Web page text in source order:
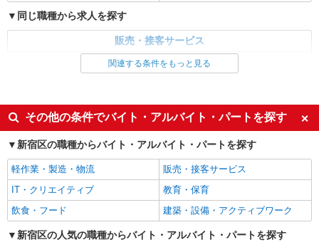
キープ 詳細を見る
ライフコモレ四谷店（店舗コード643）
精肉
時給1,250円 日曜祝日勤務は時給+100円 時給
1,350円以上 17:00以降の勤務時間帯は時給+100
時給1,350円以上 お仕事を覚えていくと、時給
UP！＋賞与支給！ 標準的昇級スピード(約1年半)
で時給45円UP！ さらにキャリアアップで最大時
ライフコモレ四谷店 東京都新宿区四谷1-6-1
詳細を見る
同じ職種から求人を探す
販売・接客サービス
未経験歓迎
ミドル（40代～）活躍中
週2～3日勤務OK
短時間勤務（1日4h以内）OK
副業・WワークOK
交通費支給
社会保険あり
社員登用あり
関連する条件をもっと見る
その他の条件でバイト・アルバイト・パートを探す
新宿区の職種からバイト・アルバイト・パートを探す
軽作業・製造・物流
販売・接客サービス
IT・クリエイティブ
教育・保育
飲食・フード
建築・設備・アクティブワーク
新宿区の人気の職種からバイト・アルバイト・パートを探す